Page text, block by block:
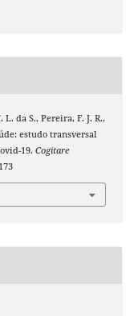
L. da S., Pereira, F. J. R.,
estudo transversal
19. Cogitare